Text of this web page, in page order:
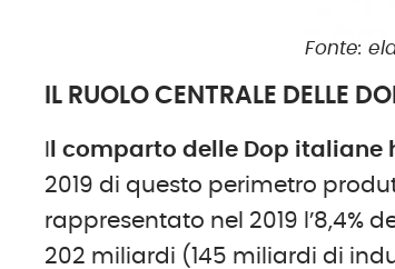
Fonte:
IL RUOLO CENTRALE DELLE
l comparto delle Dop
2019 di questo perimetro
rappresentato nel 2019 l’8,4%
202 miliardi (145 miliardi di